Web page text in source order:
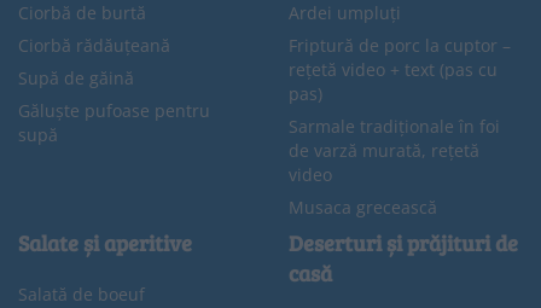
Ciorbă de burtă
Ciorbă rădăuțeană
Supă de găină
Găluște pufoase pentru
supă
Ardei umpluți
Friptură de porc la cuptor –
rețetă video + text (pas cu
pas)
Sarmale tradiționale în foi
de varză murată, rețetă
video
Musaca grecească
Salate și aperitive
Salată de boeuf
Deserturi și prăjituri de
casă